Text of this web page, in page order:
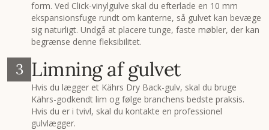
form. Ved Click-vinylgulve skal du efterlade en 10 mm
ekspansionsfuge rundt om kanterne, så gulvet kan bevæge
sig naturligt. Undgå at placere tunge, faste møbler, der kan
begrænse denne fleksibilitet.
3 Limning af gulvet
Hvis du lægger et Kährs Dry Back-gulv, skal du bruge
Kährs-godkendt lim og følge branchens bedste praksis.
Hvis du er i tvivl, skal du kontakte en professionel
gulvlægger.